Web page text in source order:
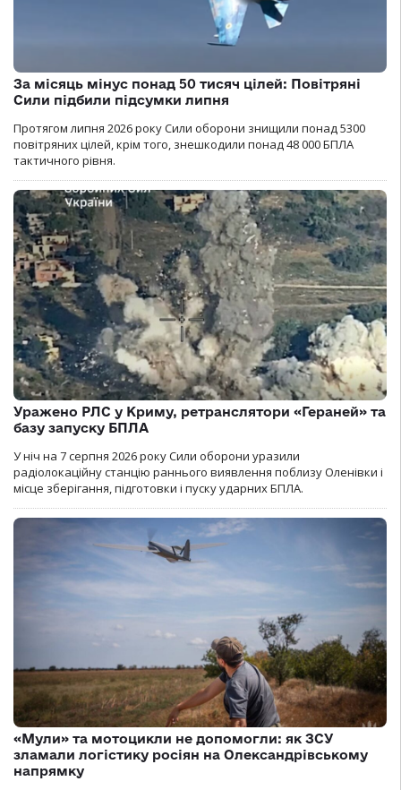
За місяць мінус понад 50 тисяч цілей: Повітряні
Сили підбили підсумки липня
Протягом липня 2026 року Cили оборони знищили понад 5300
повітряних цілей, крім того, знешкодили понад 48 000 БПЛА
тактичного рівня.
Уражено РЛС у Криму, ретранслятори «Гераней» та
базу запуску БПЛА
У ніч на 7 серпня 2026 року Сили оборони уразили
радіолокаційну станцію раннього виявлення поблизу Оленівки і
місце зберігання, підготовки і пуску ударних БПЛА.
«Мули» та мотоцикли не допомогли: як ЗСУ
зламали логістику росіян на Олександрівському
напрямку